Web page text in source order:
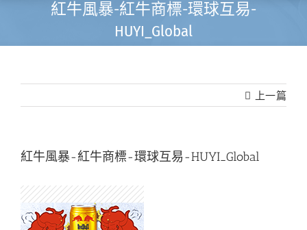
紅牛風暴-紅牛商標-環球互易-
HUYI_Global
上一篇
紅牛風暴-紅牛商標-環球互易-HUYI_Global